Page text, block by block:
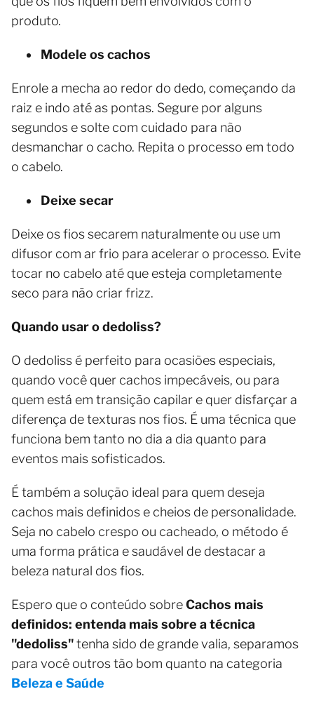
produto.
Modele os cachos
Enrole a mecha ao redor do dedo, começando da
raiz e indo até as pontas. Segure por alguns
segundos e solte com cuidado para não
desmanchar o cacho. Repita o processo em todo
o cabelo.
Deixe secar
Deixe os fios secarem naturalmente ou use um
difusor com ar frio para acelerar o processo. Evite
tocar no cabelo até que esteja completamente
seco para não criar frizz.
Quando usar o dedoliss?
O dedoliss é perfeito para ocasiões especiais,
quando você quer cachos impecáveis, ou para
quem está em transição capilar e quer disfarçar a
diferença de texturas nos fios. É uma técnica que
funciona bem tanto no dia a dia quanto para
eventos mais sofisticados.
É também a solução ideal para quem deseja
cachos mais definidos e cheios de personalidade.
Seja no cabelo crespo ou cacheado, o método é
uma forma prática e saudável de destacar a
beleza natural dos fios.
Espero que o conteúdo sobreCachos mais
definidos: entenda mais sobre a técnica
"dedoliss"tenha sido de grande valia, separamos
para você outros tão bom quanto na categoria
Beleza e Saúde